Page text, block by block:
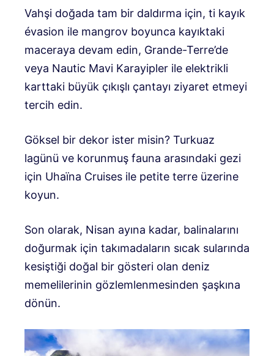
Vahşi doğada tam bir daldırma için, ti kayık
évasion ile mangrov boyunca kayıktaki
maceraya devam edin, Grande-Terre’de
veya Nautic Mavi Karayipler ile elektrikli
karttaki büyük çıkışlı çantayı ziyaret etmeyi
tercih edin.
Göksel bir dekor ister misin? Turkuaz
lagünü ve korunmuş fauna arasındaki gezi
için Uhaïna Cruises ile petite terre üzerine
koyun.
Son olarak, Nisan ayına kadar, balinalarını
doğurmak için takımadaların sıcak sularında
kesiştiği doğal bir gösteri olan deniz
memelilerinin gözlemlenmesinden şaşkına
dönün.